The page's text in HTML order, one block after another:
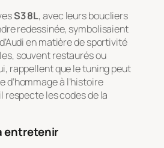
S3 8L, avec leurs boucliers
redessinée, symbolisaient
en matière de sportivité
souvent restaurés ou
rappellent que le tuning peut
d’hommage à l’histoire
respecte les codes de la
entretenir